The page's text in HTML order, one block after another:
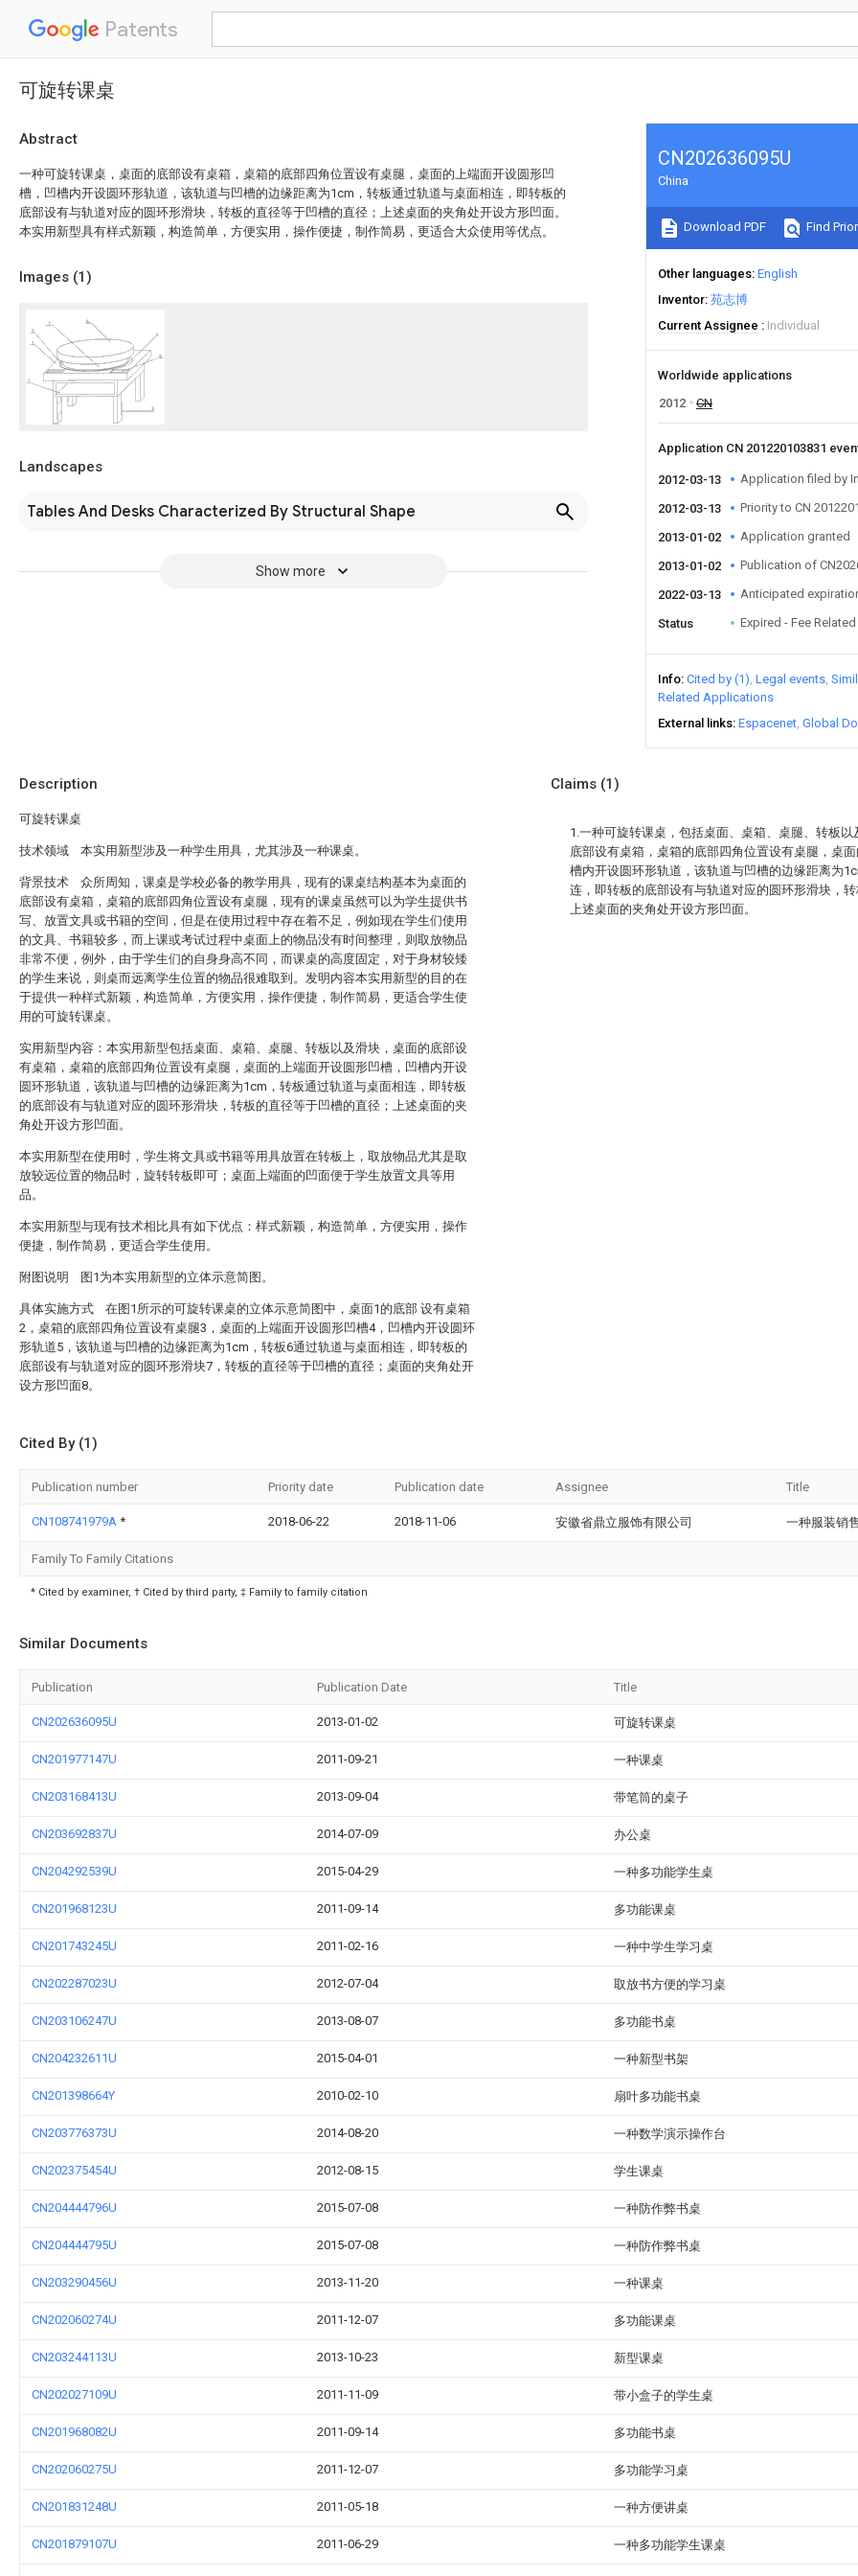
Patents
可旋转课桌
Abstract
一种可旋转课桌，桌面的底部设有桌箱，桌箱的底部四角位置设有桌腿，桌面的上端面开设圆形凹
槽，凹槽内开设圆环形轨道，该轨道与凹槽的边缘距离为1cm，转板通过轨道与桌面相连，即转板的
底部设有与轨道对应的圆环形滑块，转板的直径等于凹槽的直径；上述桌面的夹角处开设方形凹面。
本实用新型具有样式新颖，构造简单，方便实用，操作便捷，制作简易，更适合大众使用等优点。
Images (1)
Landscapes
Tables And Desks Characterized By Structural Shape
Show more
CN202636095U
China
Download PDF Find
Other languages English
Inventor 苑志博
Current Assignee
Individual
Worldwide applications
2012
CN
Application CN 201220103831
2012-03-13 Application filed by
2012-03-13 Priority to CN
2013-01-02 Application granted
2013-01-02 Publication of
2022-03-13 Anticipated
Status Expired - Fee Related
Info Cited by (1) Legal events
Related Applications
External links Espacenet Global
Description
可旋转课桌
技术领域 本实用新型涉及一种学生用具，尤其涉及一种课桌。
背景技术 众所周知，课桌是学校必备的教学用具，现有的课桌结构基本为桌面的
底部设有桌箱，桌箱的底部四角位置设有桌腿，现有的课桌虽然可以为学生提供书
写、放置文具或书籍的空间，但是在使用过程中存在着不足，例如现在学生们使用
的文具、书籍较多，而上课或考试过程中桌面上的物品没有时间整理，则取放物品
非常不便，例外，由于学生们的自身身高不同，而课桌的高度固定，对于身材较矮
的学生来说，则桌而远离学生位置的物品很难取到。发明内容本实用新型的目的在
于提供一种样式新颖，构造简单，方便实用，操作便捷，制作简易，更适合学生使
用的可旋转课桌。
实用新型内容：本实用新型包括桌面、桌箱、桌腿、转板以及滑块，桌面的底部设
有桌箱，桌箱的底部四角位置设有桌腿，桌面的上端面开设圆形凹槽，凹槽内开设
圆环形轨道，该轨道与凹槽的边缘距离为1cm，转板通过轨道与桌面相连，即转板
的底部设有与轨道对应的圆环形滑块，转板的直径等于凹槽的直径；上述桌面的夹
角处开设方形凹面。
本实用新型在使用时，学生将文具或书籍等用具放置在转板上，取放物品尤其是取
放较远位置的物品时，旋转转板即可；桌面上端面的凹面便于学生放置文具等用
品。
本实用新型与现有技术相比具有如下优点：样式新颖，构造简单，方便实用，操作
便捷，制作简易，更适合学生使用。
附图说明 图1为本实用新型的立体示意简图。
具体实施方式 在图1所示的可旋转课桌的立体示意简图中，桌面1的底部 设有桌箱
2，桌箱的底部四角位置设有桌腿3，桌面的上端面开设圆形凹槽4，凹槽内开设圆环
形轨道5，该轨道与凹槽的边缘距离为1cm，转板6通过轨道与桌面相连，即转板的
底部设有与轨道对应的圆环形滑块7，转板的直径等于凹槽的直径；桌面的夹角处开
设方形凹面8。
Claims (1)
1.一种可旋转课桌，包括桌面、桌箱、桌腿、转板
底部设有桌箱，桌箱的底部四角位置设有桌腿，桌
槽内开设圆环形轨道，该轨道与凹槽的边缘距离为
连，即转板的底部设有与轨道对应的圆环形滑块，
上述桌面的夹角处开设方形凹面。
Cited By (1)
Publication number Priority date Publication date Assignee Title
CN108741979A * 2018-06-22 2018-11-06 安徽省鼎立服饰有限公司 一种服装销
Family To Family Citations
* Cited by examiner, † Cited by third party, ‡ Family to family citation
Similar Documents
Publication Publication Date Title
CN202636095U 2013-01-02 可旋转课桌
CN201977147U 2011-09-21 一种课桌
CN203168413U 2013-09-04 带笔筒的桌子
CN203692837U 2014-07-09 办公桌
CN204292539U 2015-04-29 一种多功能学生桌
CN201968123U 2011-09-14 多功能课桌
CN201743245U 2011-02-16 一种中学生学习桌
CN202287023U 2012-07-04 取放书方便的学习桌
CN203106247U 2013-08-07 多功能书桌
CN204232611U 2015-04-01 一种新型书架
CN201398664Y 2010-02-10 扇叶多功能书桌
CN203776373U 2014-08-20 一种数学演示操作台
CN202375454U 2012-08-15 学生课桌
CN204444796U 2015-07-08 一种防作弊书桌
CN204444795U 2015-07-08 一种防作弊书桌
CN203290456U 2013-11-20 一种课桌
CN202060274U 2011-12-07 多功能课桌
CN203244113U 2013-10-23 新型课桌
CN202027109U 2011-11-09 带小盒子的学生桌
CN201968082U 2011-09-14 多功能书桌
CN202060275U 2011-12-07 多功能学习桌
CN201831248U 2011-05-18 一种方便讲桌
CN201879107U 2011-06-29 一种多功能学生课桌